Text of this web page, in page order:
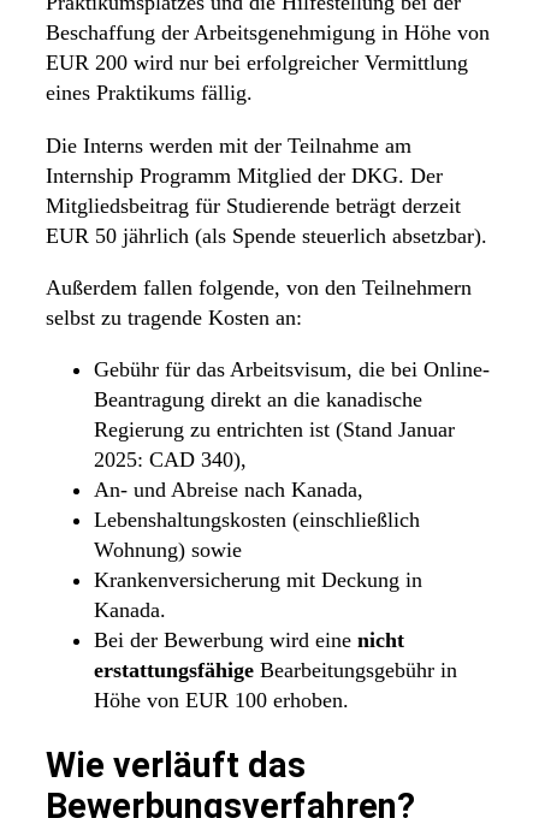
Beschaffung der Arbeitsgenehmigung in Höhe von
EUR 200 wird nur bei erfolgreicher Vermittlung
eines Praktikums fällig.
Die Interns werden mit der Teilnahme am
Internship Programm Mitglied der DKG. Der
Mitgliedsbeitrag für Studierende beträgt derzeit
EUR 50 jährlich (als Spende steuerlich absetzbar).
Außerdem fallen folgende, von den Teilnehmern
selbst zu tragende Kosten an:
Gebühr für das Arbeitsvisum, die bei Online-
Beantragung direkt an die kanadische
Regierung zu entrichten ist (Stand Januar
2025: CAD 340),
An- und Abreise nach Kanada,
Lebenshaltungskosten (einschließlich
Wohnung) sowie
Krankenversicherung mit Deckung in
Kanada.
Bei der Bewerbung wird eine nicht
erstattungsfähige Bearbeitungsgebühr in
Höhe von EUR 100 erhoben.
Wie verläuft das
Bewerbungsverfahren?